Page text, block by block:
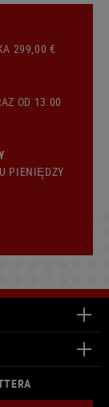
299,00 €
OD 13:00
PIENIĘDZY